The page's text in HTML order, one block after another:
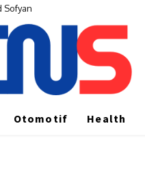
Sofyan
Otomotif Health